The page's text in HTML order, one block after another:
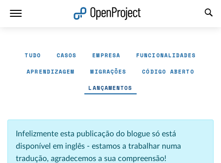
TUDO CASOS EMPRESA FUNCIONALIDADES
APRENDIZAGEM MIGRAÇÕES CÓDIGO ABERTO
LANÇAMENTOS
Infelizmente esta publicação do blogue só está
disponível em inglês - estamos a trabalhar numa
tradução, agradecemos a sua compreensão!
Abrir a ligação num novo separador